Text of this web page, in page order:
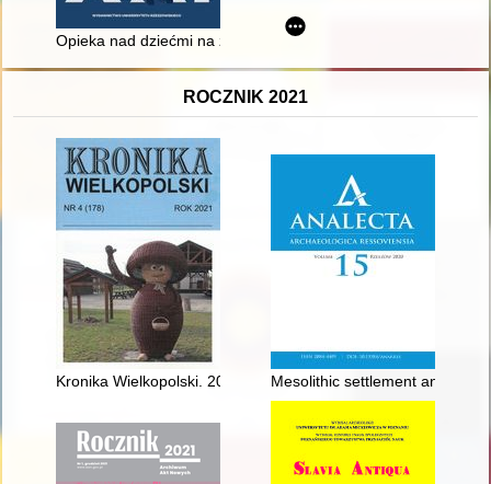
Opieka nad dziećmi na ziemiach polskich w XIX-XXI wieku :
ROCZNIK 2021
Kronika Wielkopolski. 2021, nr 4Mesolithic settlement and